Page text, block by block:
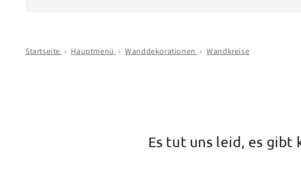
Startseite › Hauptmenü › Wanddekorationen › Wandkreise
Es tut uns leid, es